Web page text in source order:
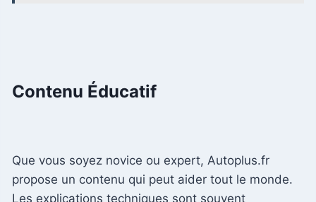
Contenu Éducatif
Que vous soyez novice ou expert, Autoplus.fr
propose un contenu qui peut aider tout le monde.
Les explications techniques sont souvent